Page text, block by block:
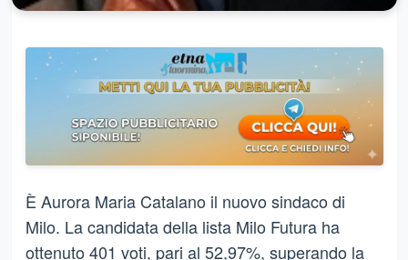
È Aurora Maria Catalano il nuovo sindaco di
Milo. La candidata della lista Milo Futura ha
ottenuto 401 voti, pari al 52,97%, superando la